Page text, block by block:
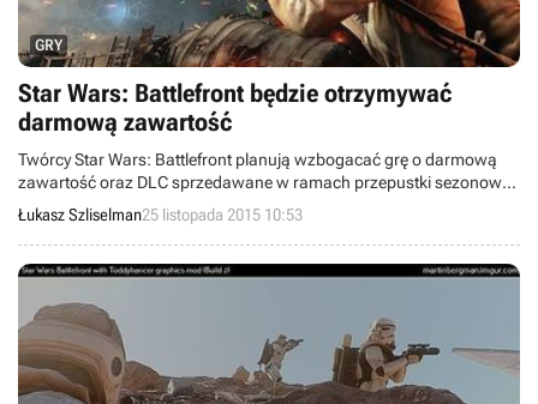
GRY
Star Wars: Battlefront będzie otrzymywać
darmową zawartość
Twórcy Star Wars: Battlefront planują wzbogacać grę o darmową
zawartość oraz DLC sprzedawane w ramach przepustki sezonowej.
Pierwszym bezpłatnym dodatkiem ma być Bitwa o Jakku. Zaoferuje
ona dwie mapy oraz tryb Punkt zwrotny.
Łukasz Szliselman25 listopada 2015 10:53